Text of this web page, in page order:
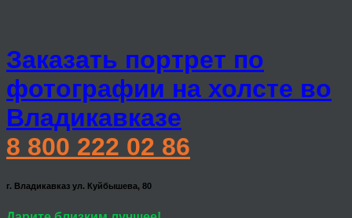
Заказать портрет по
фотографии на холсте во
Владикавказе
8 800 222 02 86
г. Владикавказ ул. Куйбышева, 80